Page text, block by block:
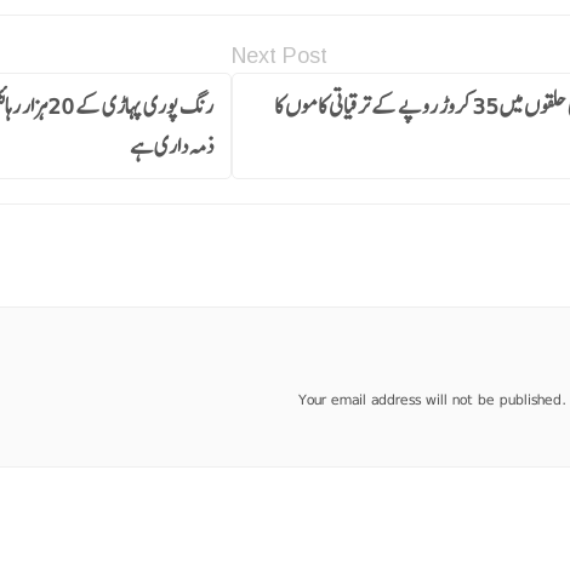
رنگ پوری
ذمہ داری ہے
Next Post
جنوبی دہلی کے تین اسمبلی حلقوں میں 35 کروڑ روپے کے ترقیاتی کاموں کا
Your email address will not be published.